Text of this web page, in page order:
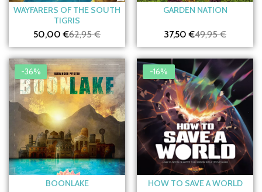
WAYFARERS OF THE SOUTH
TIGRIS
50,00 €62,95 €
GARDEN NATION
37,50 €49,95 €
-36%
BOONLAKE
-16%
HOW TO SAVE A WORLD